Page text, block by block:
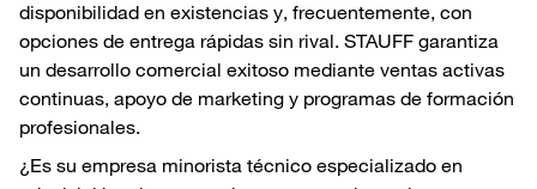
disponibilidad en existencias y, frecuentemente, con
opciones de entrega rápidas sin rival. STAUFF garantiza
un desarrollo comercial exitoso mediante ventas activas
continuas, apoyo de marketing y programas de formación
profesionales.
¿Es su empresa minorista técnico especializado en